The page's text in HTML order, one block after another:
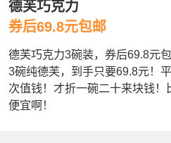
德芙巧克力
券后69.8元包邮
德芙巧克力3碗装，券后69.8元
3碗纯德芙，到手只要69.8元！
次值钱！才折一碗二十来块钱
便宜啊！